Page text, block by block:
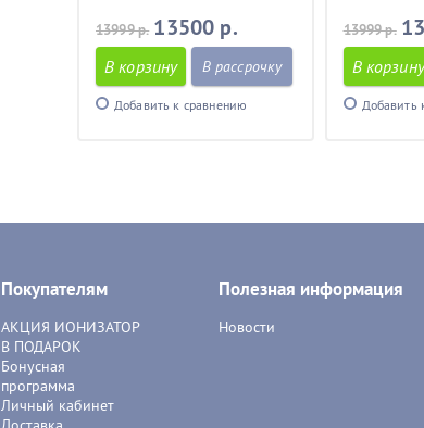
13999 р. 13500 р.
В корзину В рассрочку
Добавить к сравнению
13999 р.
В корзину
Добавить
Покупателям
АКЦИЯ ИОНИЗАТОР
В ПОДАРОК
Бонусная
программа
Личный кабинет
Полезная информация
Новости